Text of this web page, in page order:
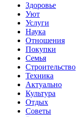
Здоровье
Уют
Услуги
Наука
Отношения
Покупки
Семья
Строительство
Техника
Актуально
Культура
Отдых
Советы